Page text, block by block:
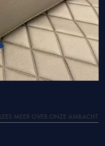
LEES MEER OVER ONZE AMBACHT